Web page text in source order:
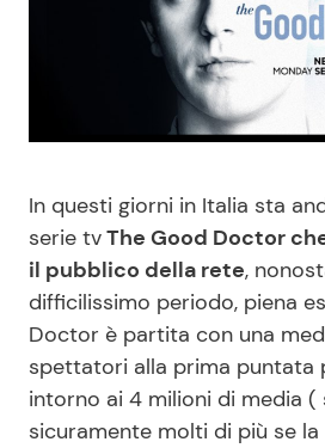
Benessere
Moda e Style
Mondo Mamma
News benessere
Salute
Viaggi e Turismo
Le
In questi giorni in Italia sta
serie tvThe Good Doctor
il pubblico della rete,
difficilissimo periodo, piena
Doctor è partita con una
spettatori alla prima puntata
intorno ai 4 milioni di media
sicuramente molti di più se